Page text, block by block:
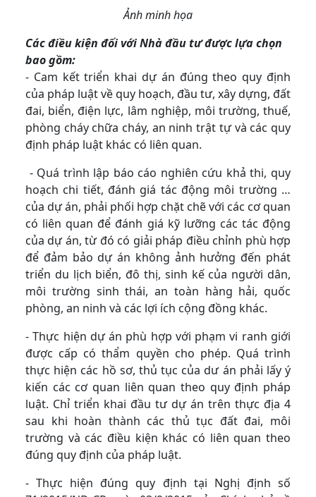
Ảnh minh họa
Các điều kiện đối với Nhà đầu tư được lựa chọn
bao gồm:
- Cam kết triển khai dự án đúng theo quy định
của pháp luật về quy hoạch, đầu tư, xây dựng, đất
đai, biển, điện lực, lâm nghiệp, môi trường, thuế,
phòng cháy chữa cháy, an ninh trật tự và các quy
định pháp luật khác có liên quan.
- Quá trình lập báo cáo nghiên cứu khả thi, quy
hoạch chi tiết, đánh giá tác động môi trường …
của dự án, phải phối hợp chặt chẽ với các cơ quan
có liên quan để đánh giá kỹ lưỡng các tác động
của dự án, từ đó có giải pháp điều chỉnh phù hợp
để đảm bảo dự án không ảnh hưởng đến phát
triển du lịch biển, đô thị, sinh kế của người dân,
môi trường sinh thái, an toàn hàng hải, quốc
phòng, an ninh và các lợi ích cộng đồng khác.
- Thực hiện dự án phù hợp với phạm vi ranh giới
được cấp có thẩm quyền cho phép. Quá trình
thực hiện các hồ sơ, thủ tục của dư án phải lấy ý
kiến các cơ quan liên quan theo quy định pháp
luật. Chỉ triển khai đầu tư dự án trên thực địa 4
sau khi hoàn thành các thủ tục đất đai, môi
trường và các điều kiện khác có liên quan theo
đúng quy định của pháp luật.
- Thực hiện đúng quy định tại Nghị định số